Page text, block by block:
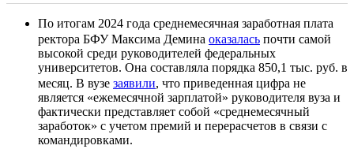
По итогам 2024 года среднемесячная заработная плата
ректора БФУ Максима Демина оказалась почти самой
высокой среди руководителей федеральных
университетов. Она составляла порядка 850,1 тыс. руб. в
месяц. В вузе заявили, что приведенная цифра не
является «ежемесячной зарплатой» руководителя вуза и
фактически представляет собой «среднемесячный
заработок» с учетом премий и перерасчетов в связи с
командировками.